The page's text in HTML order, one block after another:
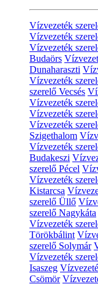
Vízvezeték
Vízvezeték
Vízvezeték
Budaörs
Dunaharaszti
Vízvezeték
szerelő Vecsés
Vízvezeték
Vízvezeték
Vízvezeték
Szigethalom
Vízvezeték
Budakeszi
szerelő Pécel
Vízvezeték
Kistarcsa
szerelő Üllő
szerelő Nagykáta
Vízvezeték
Törökbálint
szerelő Solymár
Vízvezeték
Isaszeg
Csömör